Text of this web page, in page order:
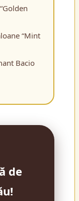
“Mint
Bacio
de